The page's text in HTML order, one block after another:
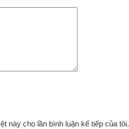
này cho lần bình luận kế tiếp của tôi.